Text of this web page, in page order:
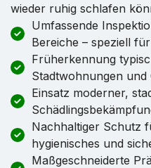
wieder ruhig schlafen
Umfassende
Bereiche – speziell
Früherkennung
Stadtwohnungen und
Einsatz moderner,
Nachhaltiger Schutz
hygienisches und
Maßgeschneiderte